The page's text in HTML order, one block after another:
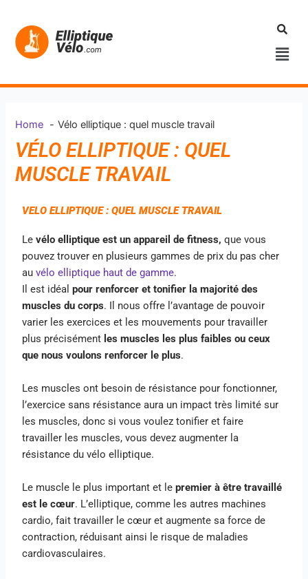
contenu
Home Vélo elliptique : quel muscle travail
VÉLO ELLIPTIQUE : QUEL
MUSCLE TRAVAIL
VELO ELLIPTIQUE : QUEL MUSCLE TRAVAIL
Levélo elliptique est un appareil de fitness, que vous
pouvez trouver en plusieurs gammes de prix du pas cher
auvélo elliptique haut de gamme.
Il est idéal pour renforcer et tonifier la majorité des
muscles du corps. Il nous offre l’avantage de pouvoir
varier les exercices et les mouvements pour travailler
plus précisément les muscles les plus faibles ou ceux
que nous voulons renforcer le plus.
Les muscles ont besoin de résistance pour fonctionner,
l’exercice sans résistance aura un impact très limité sur
les muscles, donc si vous voulez tonifier et faire
travailler les muscles, vous devez augmenter la
résistance du vélo elliptique.
Le muscle le plus important et lepremier à être travaillé
est le cœur. L’elliptique, comme les autres machines
cardio, fait travailler le cœur et augmente sa force de
contraction, réduisant ainsi le risque de maladies
cardiovasculaires.